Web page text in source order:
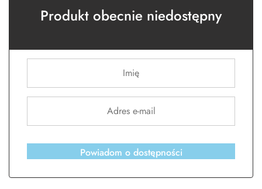
Produkt obecnie niedostępny
Powiadom o dostępności